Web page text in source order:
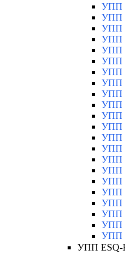
УПП
УПП
УПП
УПП
УПП
УПП
УПП
УПП
УПП
УПП
УПП
УПП
УПП
УПП
УПП
УПП
УПП
УПП
УПП
УПП
УПП
УПП
УПП ESQ-